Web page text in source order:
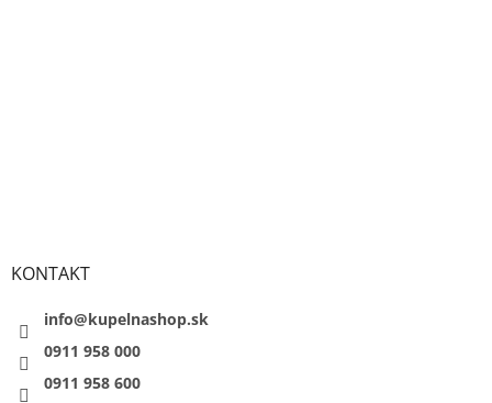
KONTAKT
info@kupelnashop.sk
0911 958 000
0911 958 600